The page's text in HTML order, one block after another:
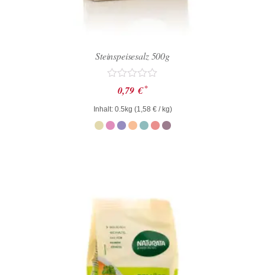
Steinspeisesalz 500g
Bewertet
mit
0
von
5
0,79 € *
Inhalt: 0.5kg (1,58 €/ kg)